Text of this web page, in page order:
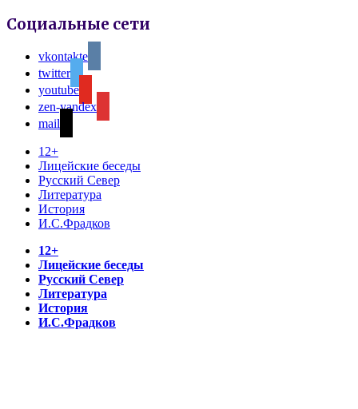
Социальные сети
vkontakte
twitter
youtube
zen-yandex
mail
12+
Лицейские беседы
Русский Север
Литература
История
И.С.Фрадков
12+
Лицейские беседы
Русский Север
Литература
История
И.С.Фрадков